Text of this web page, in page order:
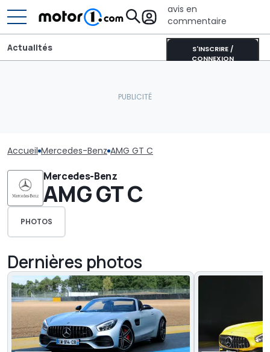
avis en
commentaire
S'INSCRIRE /
CONNEXION
Actualités
Accueil Mercedes-Benz AMG GT C
Mercedes-Benz
AMG GT C
PHOTOS
Dernières photos